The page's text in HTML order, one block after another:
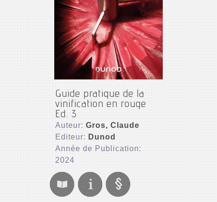
Guide pratique de la
vinification en rouge
Ed. 3
Auteur:Gros, Claude
Editeur: Dunod
Année de Publication:
2024